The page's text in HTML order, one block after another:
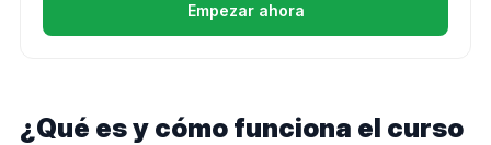
Empezar ahora
¿Qué es y cómo funciona el curso